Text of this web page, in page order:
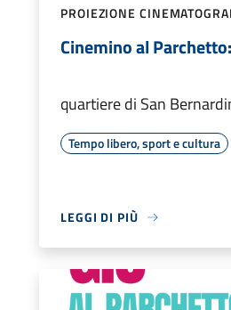
PROIEZIONE
Cinemino al
quartiere di San
Tempo libero, sport e cultura
LEGGI DI PIÙ